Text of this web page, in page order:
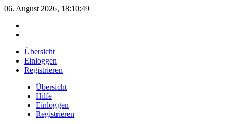
06. August 2026, 18:10:49
Übersicht
Einloggen
Registrieren
Übersicht
Hilfe
Einloggen
Registrieren